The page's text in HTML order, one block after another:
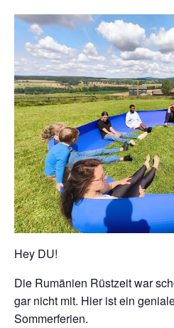
Hey DU!
Die Rumänien Rüstzeit war
gar nicht mit. Hier ist ein
Sommerferien.